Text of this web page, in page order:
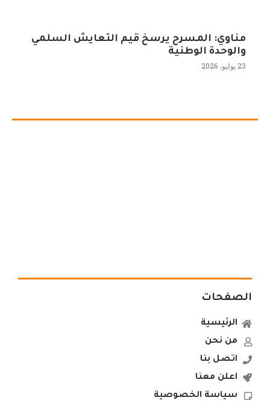
مناوي: المسرح يرسخ قيم التعايش السلمي
والوحدة الوطنية
23 يوليو، 2026
الصفحات
الرئيسية
من نحن
اتصل بنا
اعلن معنا
سياسة الخصوصية